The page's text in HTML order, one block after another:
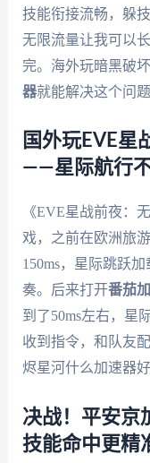
技能衔接流畅，躲
无限流量让我可以
完。海外玩暗黑破
器就能解决这个问题
国外玩EVE星
——星际航行
《EVE星战前夜：
戏，之前在欧洲旅
150ms，星际跳跃
奏。后来打开番茄
到了50ms左右，星
收到指令，和队友
烬星河什么加速器好
决战！平安京
技能命中更精